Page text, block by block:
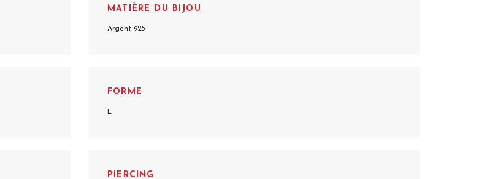
MATIÈRE DU BIJOU
Argent 925
FORME
L
PIERCING